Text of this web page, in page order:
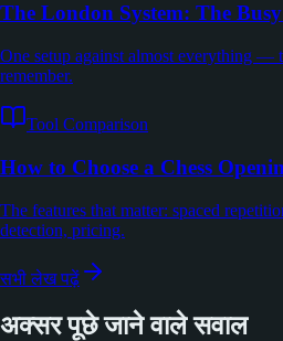
The London System: The
One setup against almost everything —
remember.
Tool Comparison
How to Choose a Chess
The features that matter: spaced
detection, pricing.
सभी लेख पढ़ें
अक्सर पूछे जाने वाले सवाल